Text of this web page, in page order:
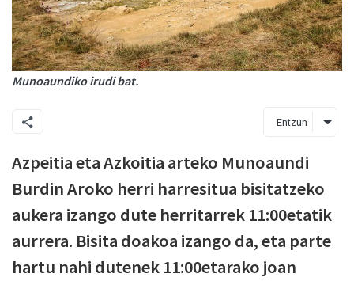
Munoaundiko irudi bat.
Entzun
Azpeitia eta Azkoitia arteko Munoaundi
Burdin Aroko herri harresitua bisitatzeko
aukera izango dute herritarrek 11:00etatik
aurrera. Bisita doakoa izango da, eta parte
hartu nahi dutenek 11:00etarako joan